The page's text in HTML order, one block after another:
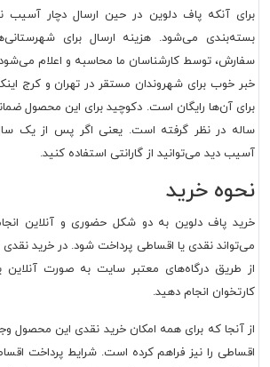
برای آنکه پاف دلوین در حین ارسال دچار آسیب
بسته‌بندی می‌شود. هزینه ارسال برای
سفارش، توسط کارشناسان ما محاسبه و اعلام
خبر خوب برای شهروندان مستقر در تهران و کرج
ساله در نظر گرفته است. یعنی اگر پس از یک
آسیب دید می‌توانید از گارانتی استفاده کنید.
نحوه خرید
خرید پاف دلوین به دو شکل حضوری و آنلاین
می‌تواند نقدی یا اقساطی پرداخت شود. در خرید نقدی
از طریق درگاه‌های معتبر سایت به صورت
کارتخوان انجام دهید.
از آنجا که برای همه امکان خرید نقدی این محصول